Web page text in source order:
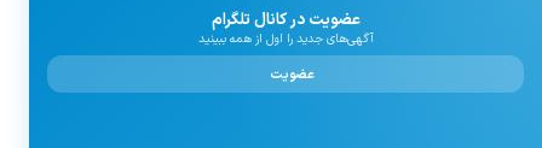
عضویت در کانال تلگرام
آگهی‌های جدید را اول از همه ببینید
عضویت